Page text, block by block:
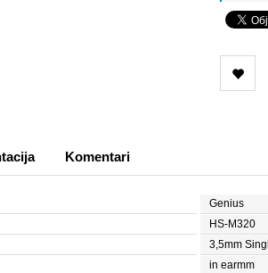
Komentari
Genius
HS-M320
3,5mm
in earmm